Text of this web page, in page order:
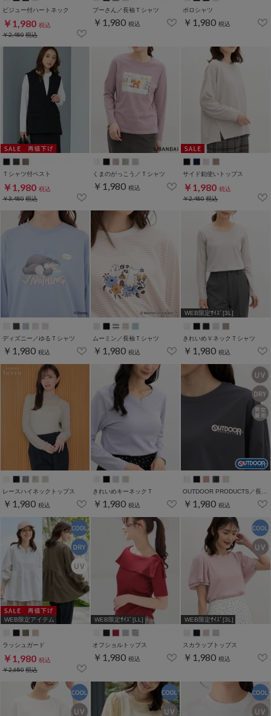
ビジュー付ハートネック
￥1,980 税込
￥2,480税込
プーさん／長袖Ｔシャツ
￥1,980 税込
ポロシャツ
￥1,980 税込
Ｔシャツ付ベスト
￥1,980 税込
￥3,480税込
くまのがっこう／Ｔシャツ
￥1,980 税込
サイド釦使いトップス
￥1,980 税込
￥2,480税込
ディズニー／ゆるＴシャツ
￥1,980 税込
ムーミン／長袖Ｔシャツ
￥1,980 税込
WEB限定ｻｲｽﾞ[3L]
きれいめＶネックＴシャツ
￥1,980 税込
レースハイネックトップス
￥1,980 税込
きれいめキーネックＴ
￥1,980 税込
OUTDOOR PRODUCTS／長袖Ｔシャツ
￥1,980 税込
WEB限定アイテム
ラッシュガード
￥1,980 税込
￥2,680税込
WEB限定ｻｲｽﾞ[LL]
オフショルトップス
￥1,980 税込
WEB限定ｻｲｽﾞ[3L]
スカラップトップス
￥1,980 税込